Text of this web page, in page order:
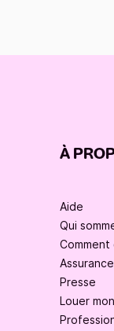
À
Aide
Qui
Comment
Assurance
Presse
Louer